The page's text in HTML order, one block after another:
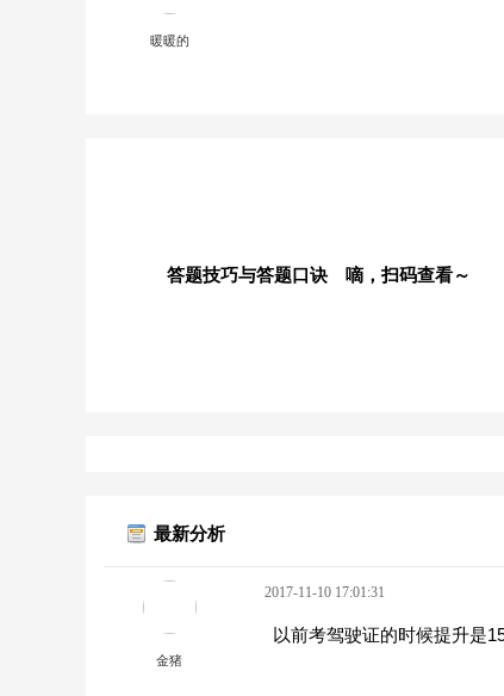
暖暖的
答题技巧与答题口诀 嘀，扫码查看～
最新分析
金猪
2017-11-10 17:01:31
以前考驾驶证的时候提升是